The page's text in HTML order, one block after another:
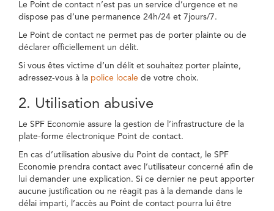
Le Point de contact n’est pas un service d’urgence et ne
dispose pas d’une permanence 24h/24 et 7jours/7.
Le Point de contact ne permet pas de porter plainte ou de
déclarer officiellement un délit.
Si vous êtes victime d’un délit et souhaitez porter plainte,
adressez-vous à la police locale de votre choix.
2. Utilisation abusive
Le SPF Economie assure la gestion de l’infrastructure de la
plate-forme électronique Point de contact.
En cas d’utilisation abusive du Point de contact, le SPF
Economie prendra contact avec l’utilisateur concerné afin de
lui demander une explication. Si ce dernier ne peut apporter
aucune justification ou ne réagit pas à la demande dans le
délai imparti, l’accès au Point de contact pourra lui être